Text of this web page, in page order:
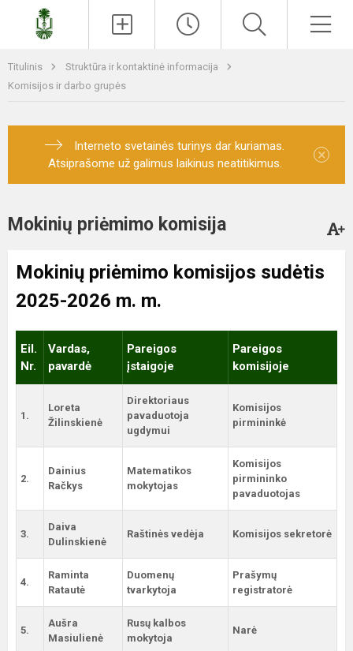
Titulinis
Struktūra ir kontaktinė informacija
Komisijos ir darbo grupės
Interneto svetainės turinys dar kuriamas.
Atsiprašome už galimus laikinus neatitikimus.
×
Mokinių priėmimo komisija
Mokinių priėmimo komisijos sudėtis
2025-2026 m. m.
Eil.
Nr.
Vardas,
pavardė
Pareigos
įstaigoje
Pareigos
komisijoje
1.
Loreta
Žilinskienė
Direktoriaus
pavaduotoja
ugdymui
Komisijos
pirmininkė
2.
Dainius
Račkys
Matematikos
mokytojas
Komisijos
pirmininko
pavaduotojas
3.
Daiva
Dulinskienė
Raštinės vedėja Komisijos sekretorė
4.
Raminta
Ratautė
Duomenų
tvarkytoja
Prašymų
registratorė
5.
Aušra
Masiulienė
Rusų kalbos
mokytoja
Narė